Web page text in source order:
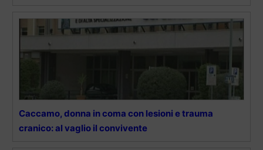
Caccamo, donna in coma con lesioni e trauma
cranico: al vaglio il convivente